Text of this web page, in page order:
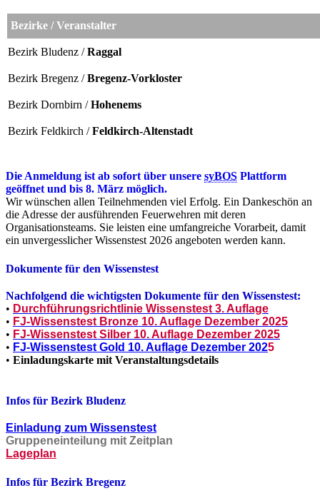
Bezirke / Veranstalter
Bezirk Bludenz /Raggal
Bezirk Bregenz /Bregenz-Vorkloster
Bezirk Dornbirn /Hohenems
Bezirk Feldkirch /Feldkirch-Altenstadt
Die Anmeldung ist ab sofort über unsere syBOS Plattform
geöffnet und bis 8. März möglich.
Wir wünschen allen Teilnehmenden viel Erfolg. Ein Dankeschön an
die Adresse der ausführenden Feuerwehren mit deren
Organisationsteams. Sie leisten eine umfangreiche Vorarbeit, damit
ein unvergesslicher Wissenstest 2026 angeboten werden kann.
Dokumente für den Wissenstest
Nachfolgend die wichtigsten Dokumente für den Wissenstest:
• Durchführungsrichtlinie Wissenstest 3. Auflage
• FJ-Wissenstest Bronze 10. Auflage Dezember 2025
• FJ-Wissenstest Silber 10. Auflage Dezember 2025
• FJ-Wissenstest Gold 10. Auflage Dezember 2025
• Einladungskarte mit Veranstaltungsdetails
Infos für Bezirk Bludenz
Einladung zum Wissenstest
Gruppeneinteilung mit Zeitplan
Lageplan
Infos für Bezirk Bregenz